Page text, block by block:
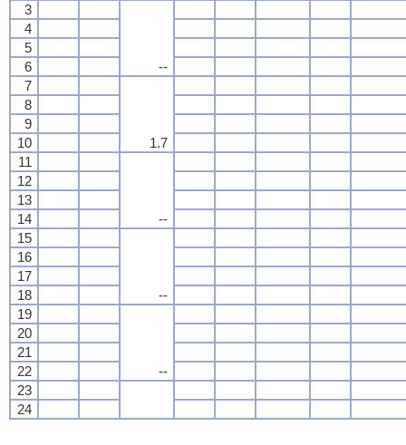
3
--
4
5
6
7
1.7
8
9
10
11
--
12
13
14
15
--
16
17
18
19
--
20
21
22
23
24